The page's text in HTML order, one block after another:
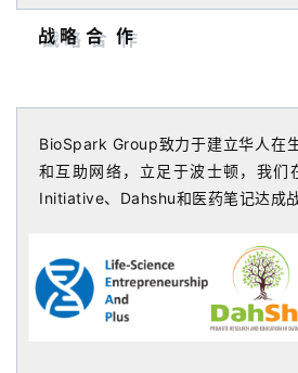
战 略 合 作
BioSpark Group致力于建立华人在
和互助网络，立足于波士顿，我们
Initiative、Dahshu和医药笔记达成战